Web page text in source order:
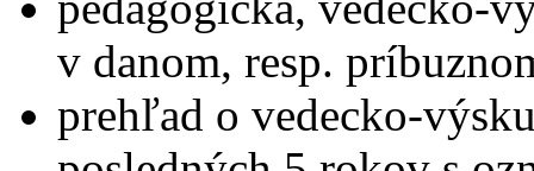
v danom, resp.
prehľad o vedecko-